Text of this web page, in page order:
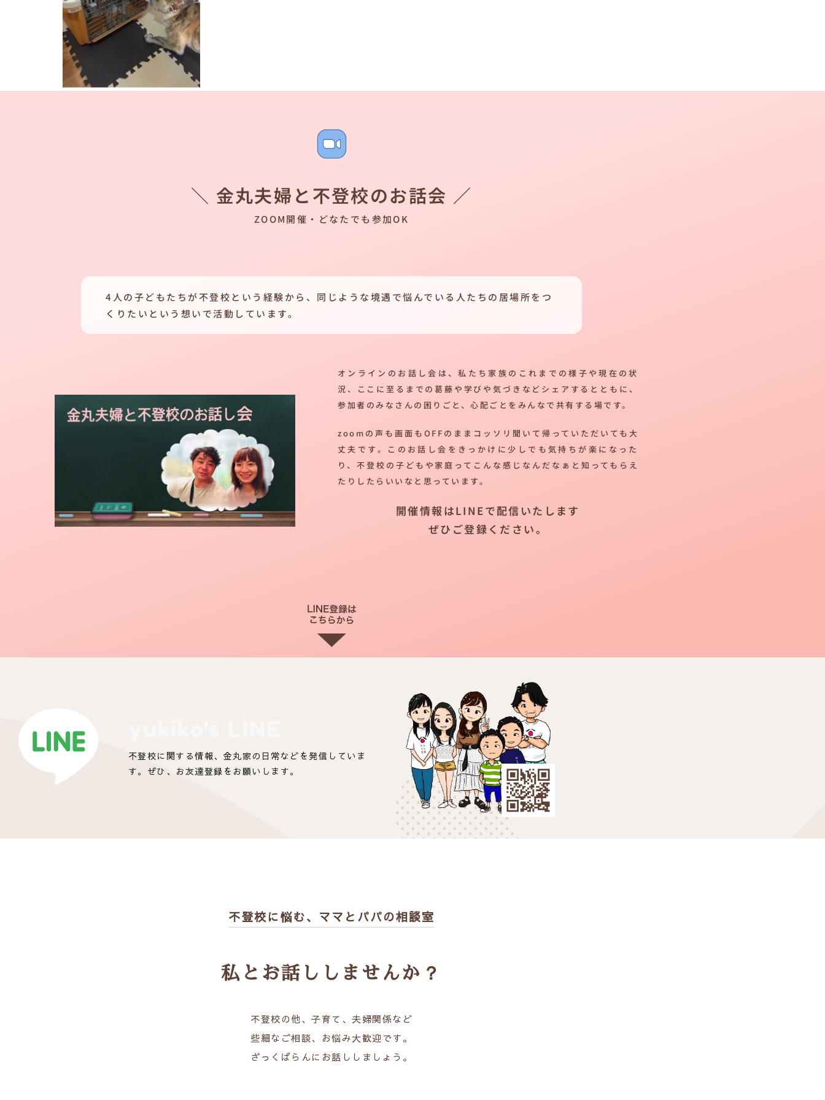
＼ 金丸夫婦と不登校のお話会 ／
ZOOM開催・どなたでも参加OK
4人の子どもたちが不登校という経験から、同じような境遇で悩んでいる人たちの居場所をつ
くりたいという想いで活動しています。
オンラインのお話し会は、私たち家族のこれまでの様子や現在の状
況、ここに至るまでの葛藤や学びや気づきなどシェアするとともに、
参加者のみなさんの困りごと、心配ごとをみんなで共有する場です。
zoomの声も画面もOFFのままコッソリ聞いて帰っていただいても大
丈夫です。このお話し会をきっかけに少しでも気持ちが楽になった
り、不登校の子どもや家庭ってこんな感じなんだなぁと知ってもらえ
たりしたらいいなと思っています。
開催情報はLINEで配信いたします
ぜひご登録ください。
不登校に関する情報、金丸家の日常などを発信していま
す。ぜひ、お友達登録をお願いします。
不登校に悩む、 ママとパパの相談室
私とお話ししませんか？
不登校の他、子育て、夫婦関係など
些細なご相談、お悩み大歓迎です。
ざっくばらんにお話ししましょう。